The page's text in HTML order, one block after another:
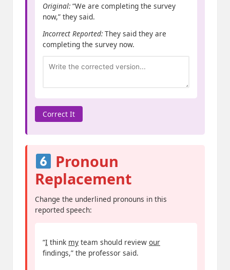
Original: “We are completing the survey
now,” they said.
Incorrect Reported: They said they are
completing the survey now.
Correct It
Pronoun
Replacement
Change the underlined pronouns in this
reported speech:
“I think my team should review our
findings,” the professor said.